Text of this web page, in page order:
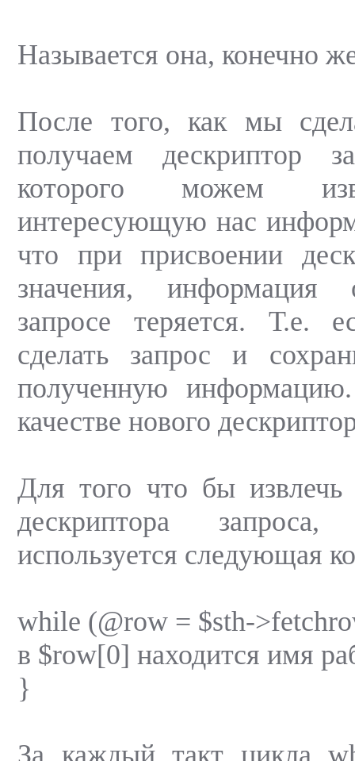
Называется она, конечно
После того, как мы
получаем дескриптор
которого можем
интересующую нас
что при присвоении
значения,
запросе теряется. Т.е.
сделать запрос и
полученную
качестве нового
Для того что бы
дескриптора
используется следующая
while (@row = $sth-
в $row[0] находится имя
}
За каждый такт цикла